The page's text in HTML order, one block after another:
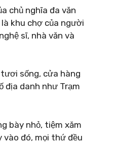
chủ nghĩa đa văn
khu chợ của người
sĩ, nhà văn và
sống, cửa hàng
địa danh như Trạm
bày nhỏ, tiệm xăm
vào đó, mọi thứ đều